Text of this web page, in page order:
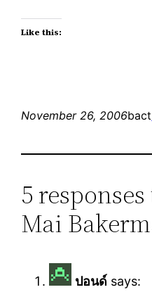
Like this:
November 26, 2006bact
5
Mai
ปอนด์ says: